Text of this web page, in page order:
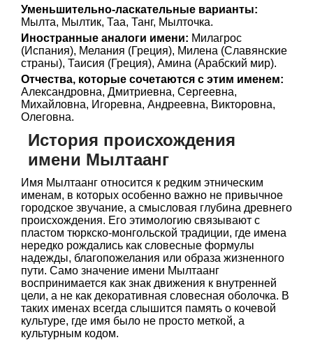
Уменьшительно-ласкательные варианты:
Мылта, Мылтик, Таа, Танг, Мылточка.
Иностранные аналоги имени: Милагрос
(Испания), Мелания (Греция), Милена (Славянские
страны), Таисия (Греция), Амина (Арабский мир).
Отчества, которые сочетаются с этим именем:
Александровна, Дмитриевна, Сергеевна,
Михайловна, Игоревна, Андреевна, Викторовна,
Олеговна.
История происхождения
имени Мылтаанг
Имя Мылтаанг относится к редким этническим
именам, в которых особенно важно не привычное
городское звучание, а смысловая глубина древнего
происхождения. Его этимологию связывают с
пластом тюркско-монгольской традиции, где имена
нередко рождались как словесные формулы
надежды, благопожелания или образа жизненного
пути. Само значение имени Мылтаанг
воспринимается как знак движения к внутренней
цели, а не как декоративная словесная оболочка. В
таких именах всегда слышится память о кочевой
культуре, где имя было не просто меткой, а
культурным кодом.